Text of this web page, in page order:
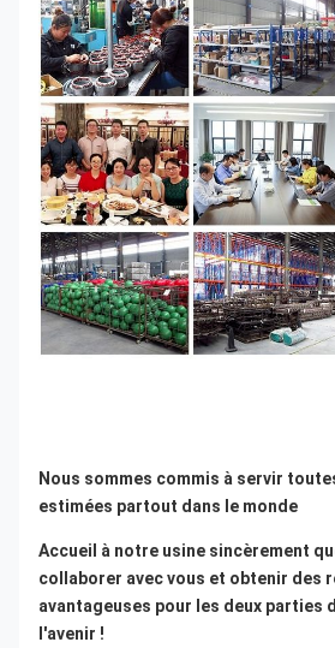
Nous sommes commis à servir
estimées partout dans le monde
Accueil à notre usine sincèrement
collaborer avec vous et obtenir des
avantageuses pour les deux parties
l'avenir !